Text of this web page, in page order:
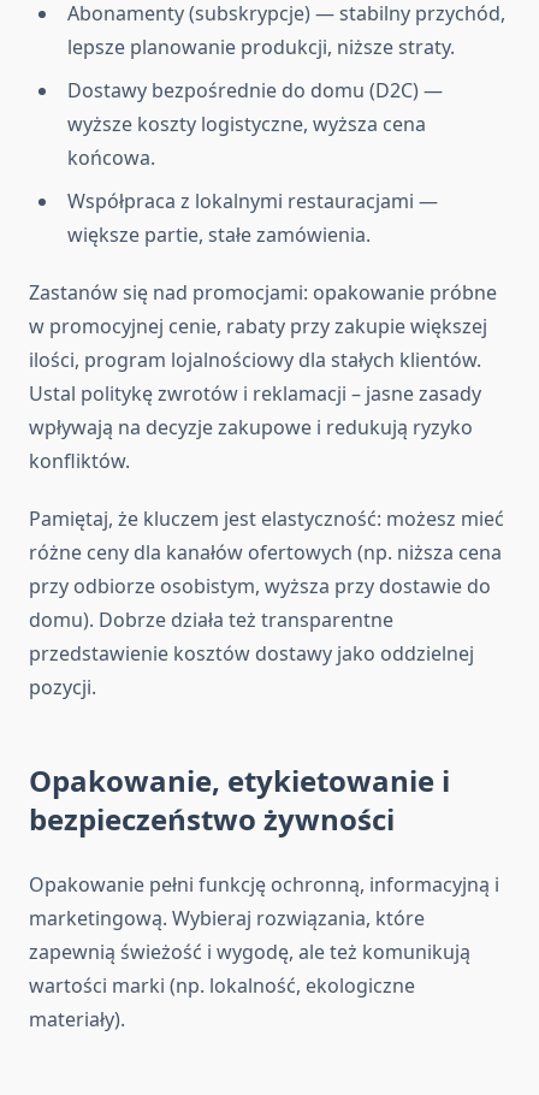
Abonamenty (subskrypcje) — stabilny przychód,
lepsze planowanie produkcji, niższe straty.
Dostawy bezpośrednie do domu (D2C) —
wyższe koszty logistyczne, wyższa cena
końcowa.
Współpraca z lokalnymi restauracjami —
większe partie, stałe zamówienia.
Zastanów się nad promocjami: opakowanie próbne
w promocyjnej cenie, rabaty przy zakupie większej
ilości, program lojalnościowy dla stałych klientów.
Ustal politykę zwrotów i reklamacji – jasne zasady
wpływają na decyzje zakupowe i redukują ryzyko
konfliktów.
Pamiętaj, że kluczem jest elastyczność: możesz mieć
różne ceny dla kanałów ofertowych (np. niższa cena
przy odbiorze osobistym, wyższa przy dostawie do
domu). Dobrze działa też transparentne
przedstawienie kosztów dostawy jako oddzielnej
pozycji.
Opakowanie, etykietowanie i
bezpieczeństwo żywności
Opakowanie pełni funkcję ochronną, informacyjną i
marketingową. Wybieraj rozwiązania, które
zapewnią świeżość i wygodę, ale też komunikują
wartości marki (np. lokalność, ekologiczne
materiały).